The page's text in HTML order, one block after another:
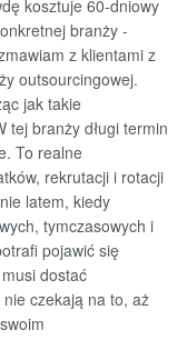
kosztuje 60-dniowy
branży -
z klientami z
outsourcingowej.
jak takie
tej branży długi termin
To realne
rekrutacji i rotacji
latem, kiedy
tymczasowych i
pojawić się
dostać
czekają na to, aż